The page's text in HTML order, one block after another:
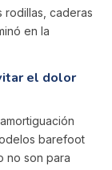
rodillas, caderas
en la
el dolor
barefoot
no son para